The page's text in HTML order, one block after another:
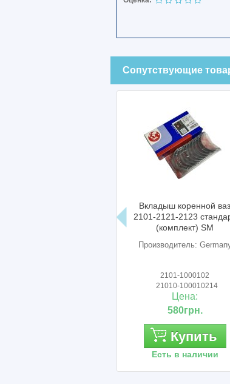
Сопутствующие
Вкладыш коренной ваз
2101-2121-2123
(комплект) SM
Производитель:
2101-1000102
21010-100010214
Цена:
580грн.
Купить
Есть в наличии